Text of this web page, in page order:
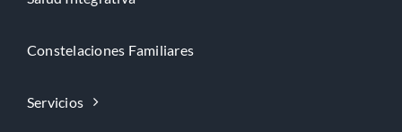
Constelaciones Familiares
Servicios